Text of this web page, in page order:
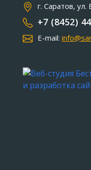
г. Саратов,
+7 (8452)
E-mail: